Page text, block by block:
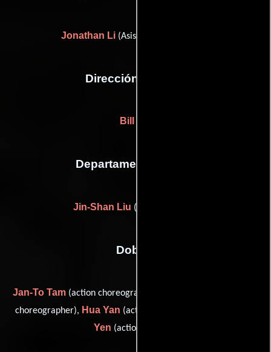
Jonathan Li(Asistente de dirección)
Dirección artística
Bill Lui
Departamento de arte
Jin-Shan Liu (Jefe de utilería)
Dobles
Jan-To Tam(action choreographer),
choreographer), Hua Yan (action choreographer) y
Yen (action director)